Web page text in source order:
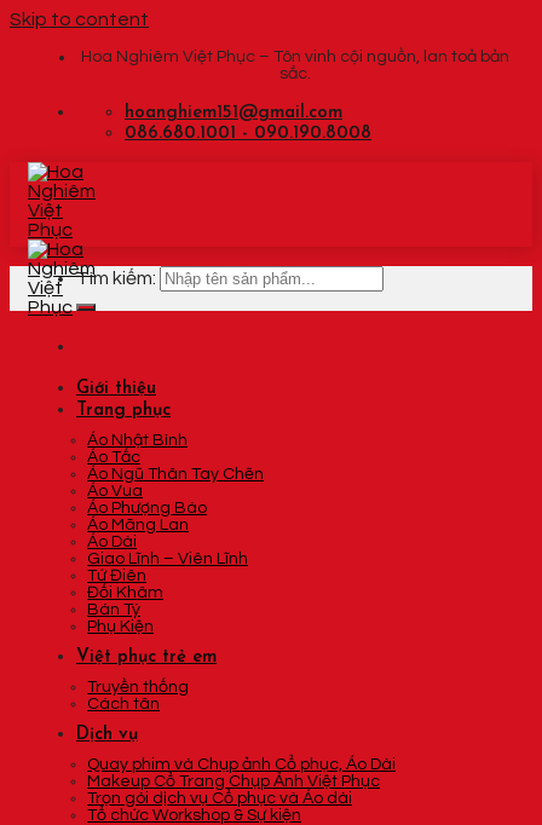
Skip to content
Hoa Nghiêm Việt Phục – Tôn vinh cội nguồn, lan toả bản
sắc.
hoanghiem151@gmail.com
086.680.1001 - 090.190.8008
Giới thiệu
Trang phục
Áo Nhật Bình
Áo Tấc
Áo Ngũ Thân Tay Chẽn
Áo Vua
Áo Phượng Bào
Áo Mãng Lan
Áo Dài
Giao Lĩnh – Viên Lĩnh
Tứ Điên
Đối Khâm
Bán Tý
Phụ Kiện
Việt phục trẻ em
Truyền thống
Cách tân
Dịch vụ
Quay phim và Chụp ảnh Cổ phục, Áo Dài
Makeup Cổ Trang Chụp Ảnh Việt Phục
Trọn gói dịch vụ Cổ phục và Áo dài
Tổ chức Workshop & Sự kiện
Tìm kiếm: